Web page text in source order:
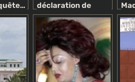
déclaration de
politique générale
du PM Idrissa Seck
supprimée des
archives nationales